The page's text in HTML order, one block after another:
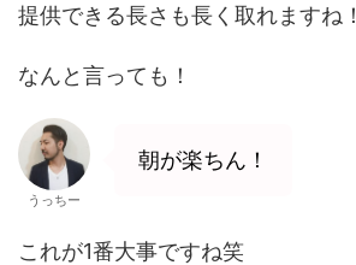
提供できる長さも長く取れますね！
なんと言っても！
うっちー
朝が楽ちん！
これが1番大事ですね笑